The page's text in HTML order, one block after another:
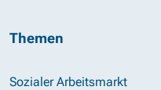
Themen
Sozialer Arbeitsmarkt